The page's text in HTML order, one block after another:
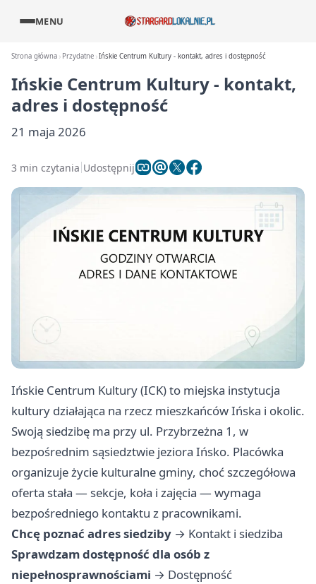
MENU
Strona główna Przydatne Ińskie Centrum Kultury - kontakt, adres i dostępność
Ińskie Centrum Kultury - kontakt,
adres i dostępność
21 maja 2026
3 min czytania Udostępnij
Ińskie Centrum Kultury (ICK) to miejska instytucja
kultury działająca na rzecz mieszkańców Ińska i okolic.
Swoją siedzibę ma przy ul. Przybrzeżna 1, w
bezpośrednim sąsiedztwie jeziora Ińsko. Placówka
organizuje życie kulturalne gminy, choć szczegółowa
oferta stała — sekcje, koła i zajęcia — wymaga
bezpośredniego kontaktu z pracownikami.
Chcę poznać adres siedziby → Kontakt i siedziba
Sprawdzam dostępność dla osób z
niepełnosprawnościami → Dostępność